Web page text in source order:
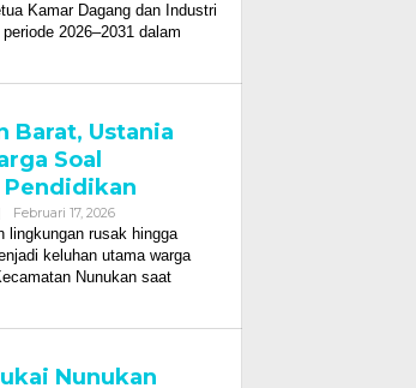
Kamar Dagang dan Industri
2026–2031 dalam
Barat, Ustania
Soal
Februari 17, 2026Oleh
Redaksi
lingkungan rusak hingga
keluhan utama warga
Nunukan saat
Nunukan